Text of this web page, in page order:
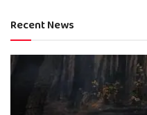
Recent News